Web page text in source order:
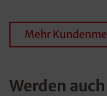
Mehr
Werden